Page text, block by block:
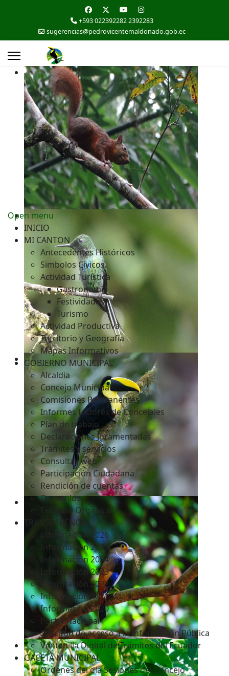
+593 022392282 2392283
sugerencias@pedrovicentemaldonado.gob.ec
Open menu
INICIO
MI CANTON
Antecedentes Históricos
Simbolos Cívicos
Actividad Turística
Gastronomía
Festividades
Turismo
Actividad Productiva
Territorio y Geografía
Mapas Informativos
GOBIERNO MUNICIPAL
Alcaldia
Concejo Municipal
Comisiones Permanentes
Informes Labores de Concejales
Plan de trabajo
Declaraciones Juramentadas
Tramites y servicios
Consultas web
Participación Ciudadana
Rendición de cuentas
Convenios
Estatuto Orgánico
TRANSPARENCIA
Informacion 2026
Informacion 2025
Informacion 2024
Información 2023
Información 2022
Información 2021
Información 2020
Portal Nacional
Solicitud de acceso a la Información Pública
Ventanilla Digital de Trámites del Ecuador
GACETA MUNICIPAL
Ordenes del día Sesiones del Concejo